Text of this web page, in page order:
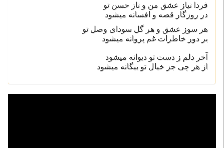
فردا نیاز عشق من و ناز حسن تو
در روزگار قصه و افسانه میشود
هر سوز عشق و هر گل سودای وصل تو
بر دور خاطرات غم پروانه میشود
آخر دلم ز دست تو دیوانه میشود
از هر چی جز خیال تو بیگانه میشود